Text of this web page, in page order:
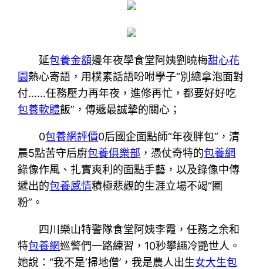
延包養金額邊年夜學食堂阿姨劉曉梅甜心花
園熱心寄語，用樸素話語吩咐學子“別總拿泡面對
付……任務壓力再年夜，進修再忙，都要好好吃
包養軟體飯”，傳遞最誠摯的關心；
0包養網評價0后國企面點師“年夜胖包”，清
晨5點苦守后廚包養俱樂部 ，憑仗奇特的包養網
錄像作風、扎實爽利的面點手藝，以及錄像中傳
遞出的包養感情積極悲觀的生涯立場不竭“圈
粉”。
四川樂山特警隊食堂阿姨李霞，任務之余和
特包養網巡警們一路練習，10秒攀繩冷艷世人。
她說：“我不是‘掃地僧’，我是農人出生女大生包